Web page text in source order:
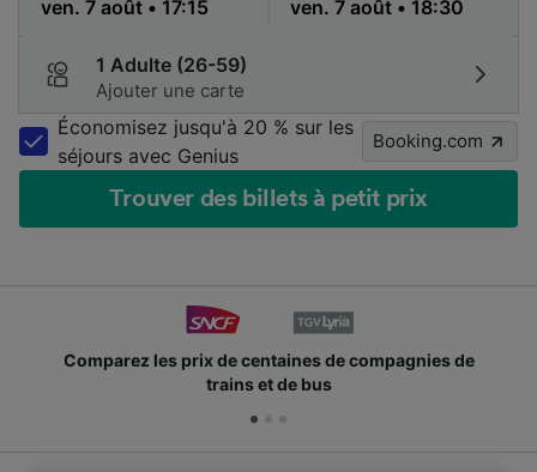
1 Adulte (26-59)
Ajouter une carte
Économisez jusqu'à 20 % sur les
séjours avec Genius
Booking.com
Trouver des billets à petit prix
Comparez les prix de centaines de compagnies de
trains et de bus